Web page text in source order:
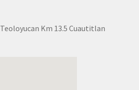
Km 13.5 Cuautitlan